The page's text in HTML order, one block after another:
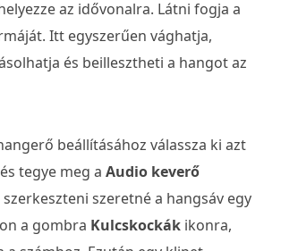
az idővonalra. Látni fogja a
Itt egyszerűen vághatja,
és beillesztheti a hangot az
beállításához válassza ki azt
tegye meg a Audio keverő
szeretné a hangsáv egy
a gombra Kulcskockák ikonra,